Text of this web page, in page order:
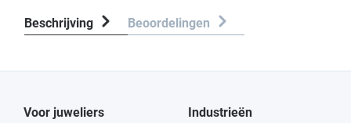
Beschrijving Beoordelingen
Voor juweliers Industrieën